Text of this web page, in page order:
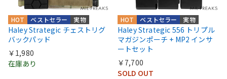
実物
ベストセラー
HOT
Haley Strategic チェストリグ
バックパッド
￥1,980
在庫あり
実物
ベストセラー
HOT
Haley Strategic 556 トリプル
マガジンポーチ + MP2 インサ
ートセット
￥7,700
SOLD OUT